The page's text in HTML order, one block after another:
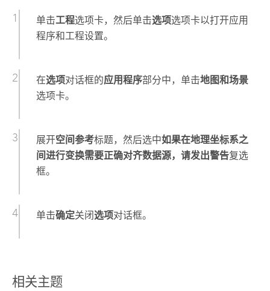
单击工程选项卡，然后单击选项选项卡以打开应用
程序和工程设置。
在选项对话框的应用程序部分中，单击地图和场景
选项卡。
展开空间参考标题，然后选中如果在地理坐标系之
间进行变换需要正确对齐数据源，请发出警告复选
框。
单击确定关闭选项对话框。
相关主题